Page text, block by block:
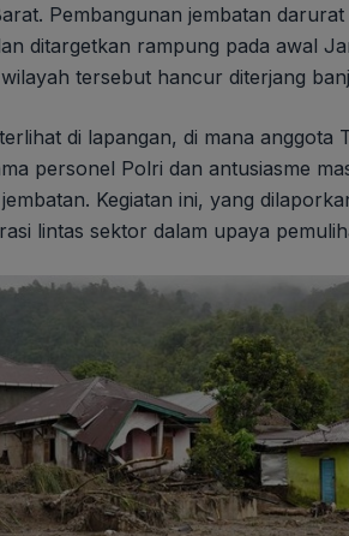
Pembangunan jembatan
ditargetkan rampung pada awal
tersebut hancur diterjang
di lapangan, di mana anggota
personel Polri dan antusiasme
Kegiatan ini, yang
lintas sektor dalam upaya